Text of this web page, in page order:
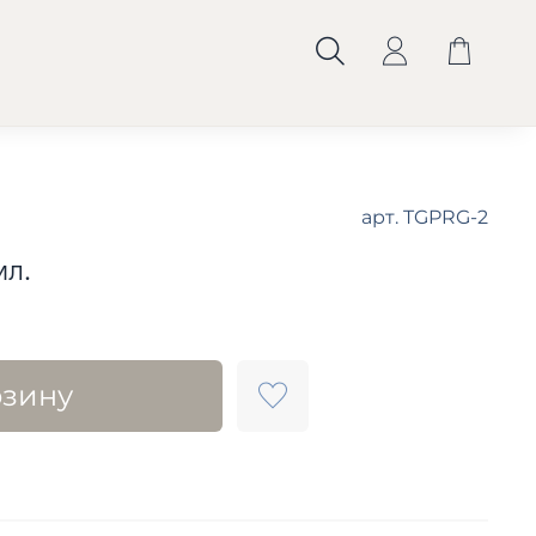
арт. TGPRG-2